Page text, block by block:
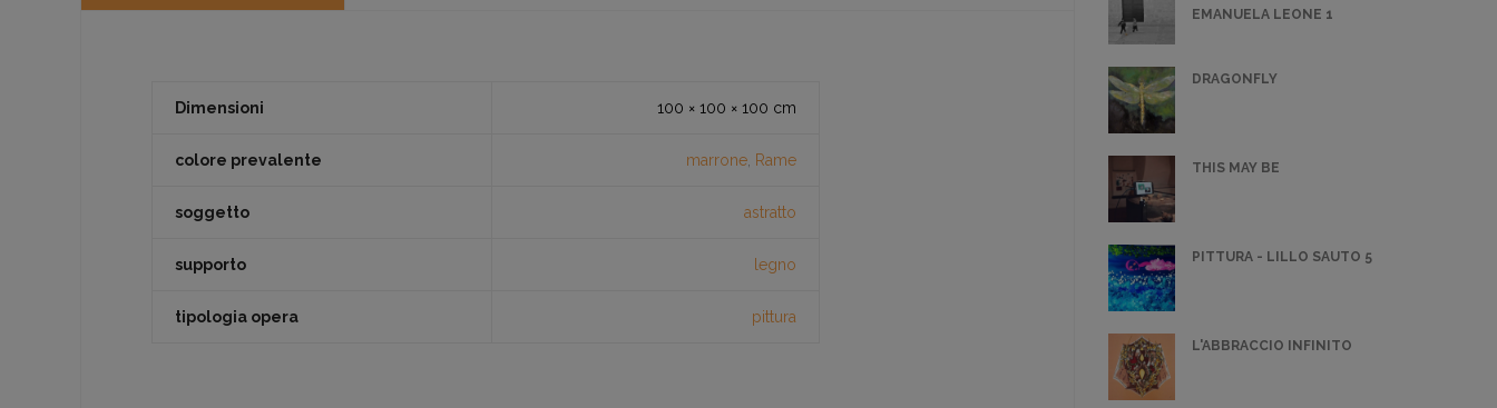
Dimensioni 100 × 100 × 100 cm
colore prevalente marrone Rame
soggetto astratto
supporto legno
tipologia opera pittura
EMANUELA LEONE 1
DRAGONFLY
THIS MAY BE
PITTURA - LILLO SAUTO 5
L'ABBRACCIO INFINITO